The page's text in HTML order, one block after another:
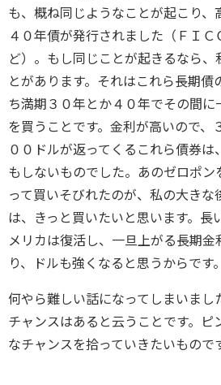
も、概ね同じようなことが起こり、
４０年債が発行されました（ＦＩＣ
ど）。もし同じことが起きるなら、
とがあります。それはこれら長期債
ち満期３０年とか４０年でその間
を買うことです。金利が高いので、
００ドルが返ってくるこれら債券
もしないものでした。あのゼロポ
って買いそびれたのが、私の大きな
は、きっと買いたいと思います。長
メリカは復活し、一旦上がる長期
り、ドルも強くなると思うからです。
何やら難しい話になってしまいまし
チャンスはあると云うことです。ピ
なチャンスを拾っていきたいもので